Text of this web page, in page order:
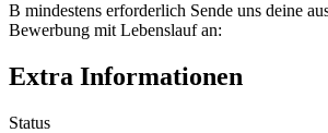
B mindestens erforderlich Sende uns deine
Bewerbung mit Lebenslauf an:
Extra Informationen
Status